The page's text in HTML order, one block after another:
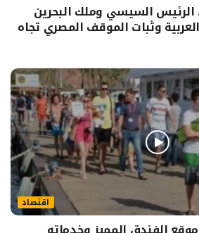
الرئيس السيسي وملك البحرين
وثبات الموقف المصري تجاه
اقتصاد